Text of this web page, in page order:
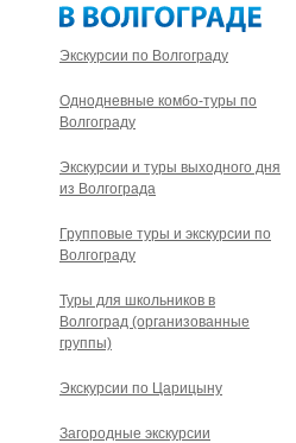
Экскурсии по Волгограду
Однодневные комбо-туры по
Волгограду
Экскурсии и туры выходного дня
из Волгограда
Групповые туры и экскурсии по
Волгограду
Туры для школьников в
Волгоград (организованные
группы)
Экскурсии по Царицыну
Загородные экскурсии